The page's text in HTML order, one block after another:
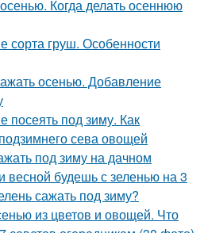
Когда делать осеннюю
груш. Особенности
осенью. Добавление
посеять под зиму. Как
сева овощей
под зиму на дачном
весной будешь с зеленью на 3
сажать под зиму?
из цветов и овощей. Что